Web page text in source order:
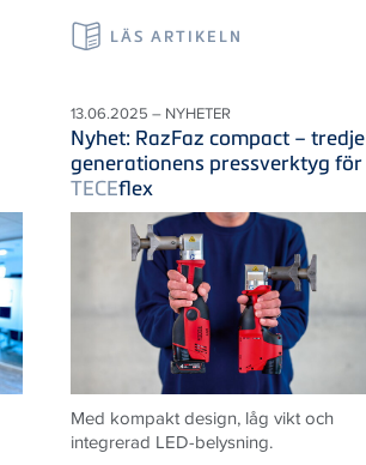
LÄS ARTIKELN
13.06.2025 – NYHETER
Nyhet: RazFaz compact – tredje
generationens pressverktyg för
TECEflex
Med kompakt design, låg vikt och
integrerad LED-belysning.